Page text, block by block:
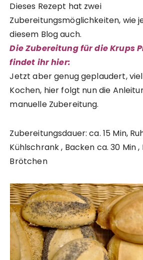
Dieses Rezept hat zwei
Zubereitungsmöglichkeiten, wie
diesem Blog auch.
Die Zubereitung für die Krups
findet ihr hier:
Jetzt aber genug geplaudert,
Kochen, hier folgt nun die
manuelle Zubereitung.
Zubereitungsdauer: ca. 15 Min,
Kühlschrank , Backen ca. 30 Min ,
Brötchen